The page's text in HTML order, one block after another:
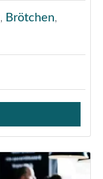
, Brötchen,